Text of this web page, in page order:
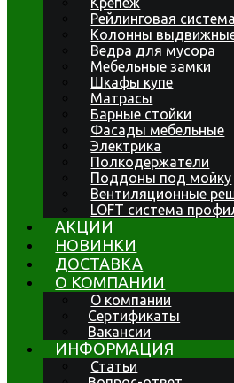
Рейлинговая
Колонны
Ведра для мусора
Мебельные замки
Шкафы купе
Матрасы
Барные стойки
Фасады мебельные
Электрика
Полкодержатели
Поддоны под мойку
Вентиляционные
LOFT система
АКЦИИ
НОВИНКИ
ДОСТАВКА
О КОМПАНИИ
О компании
Сертификаты
Вакансии
ИНФОРМАЦИЯ
Статьи